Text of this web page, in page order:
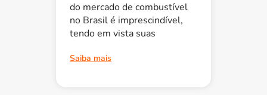
do mercado de combustível
no Brasil é imprescindível,
tendo em vista suas
Saiba mais